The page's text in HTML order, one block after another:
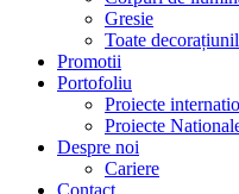
Gresie
Toate
Promotii
Portofoliu
Proiecte
Proiecte
Despre noi
Cariere
Contact